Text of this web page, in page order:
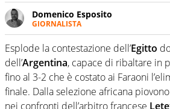
Domenico Esposito
GIORNALISTA
Da vent’anni in campo e sul
in tutte le sue sfaccettature.
calcio e per la sfera di cuoio. Il
serissima, guai a dirgli di no
Esplode la contestazione dell’Egitto
dell’Argentina, capace di ribaltare in
fino al 3-2 che è costato ai Faraoni
finale. Dalla selezione africana
nei confronti dell’arbitro francese